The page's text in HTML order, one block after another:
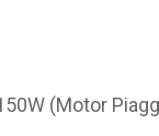
(Motor